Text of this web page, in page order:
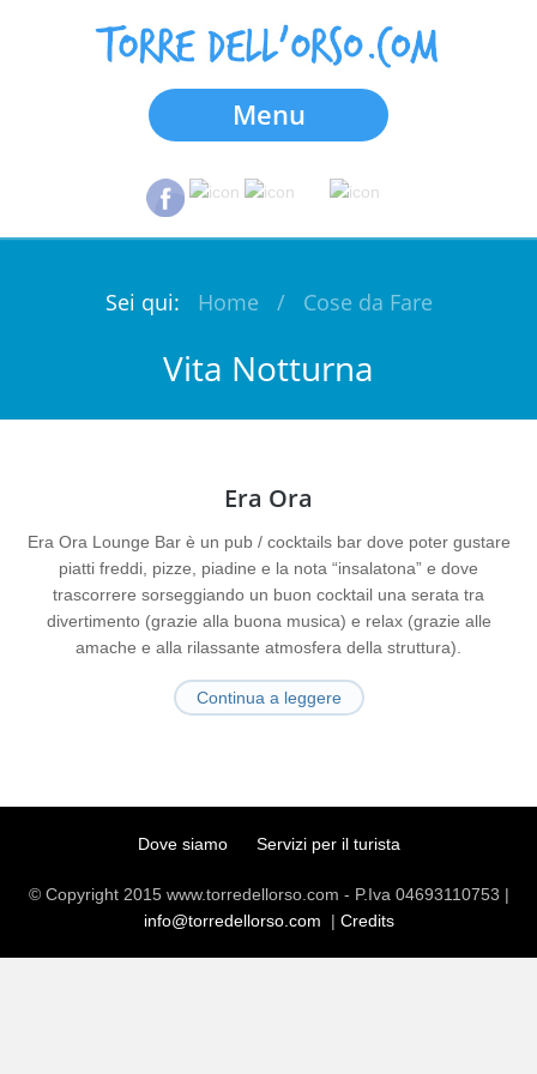
Menu
Sei qui: Home / Cose da Fare
Vita Notturna
Era Ora
Era Ora Lounge Bar è un pub / cocktails bar dove poter gustare
piatti freddi, pizze, piadine e la nota “insalatona” e dove
trascorrere sorseggiando un buon cocktail una serata tra
divertimento (grazie alla buona musica) e relax (grazie alle
amache e alla rilassante atmosfera della struttura).
Continua a leggere
Dove siamo Servizi per il turista
© Copyright 2015 www.torredellorso.com - P.Iva 04693110753 |
info@torredellorso.com | Credits